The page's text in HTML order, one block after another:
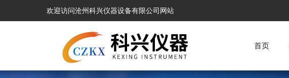
欢迎访问沧州科兴仪器设备有限公司网站
首页